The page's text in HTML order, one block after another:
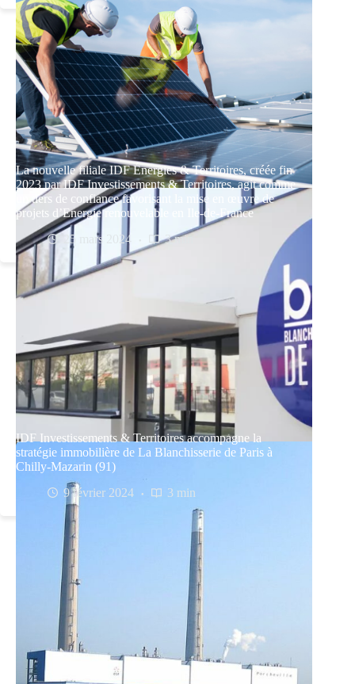
La nouvelle filiale IDF Énergies & Territoires, créée fin
2023 par IDF Investissements & Territoires, agit comme
un tiers de confiance favorisant la mise en œuvre de
projets d’Energie renouvelable en Ile-de-France
25 mars 2024
3 min
IDF Investissements & Territoires accompagne la
stratégie immobilière de La Blanchisserie de Paris à
Chilly-Mazarin (91)
9 février 2024
3 min